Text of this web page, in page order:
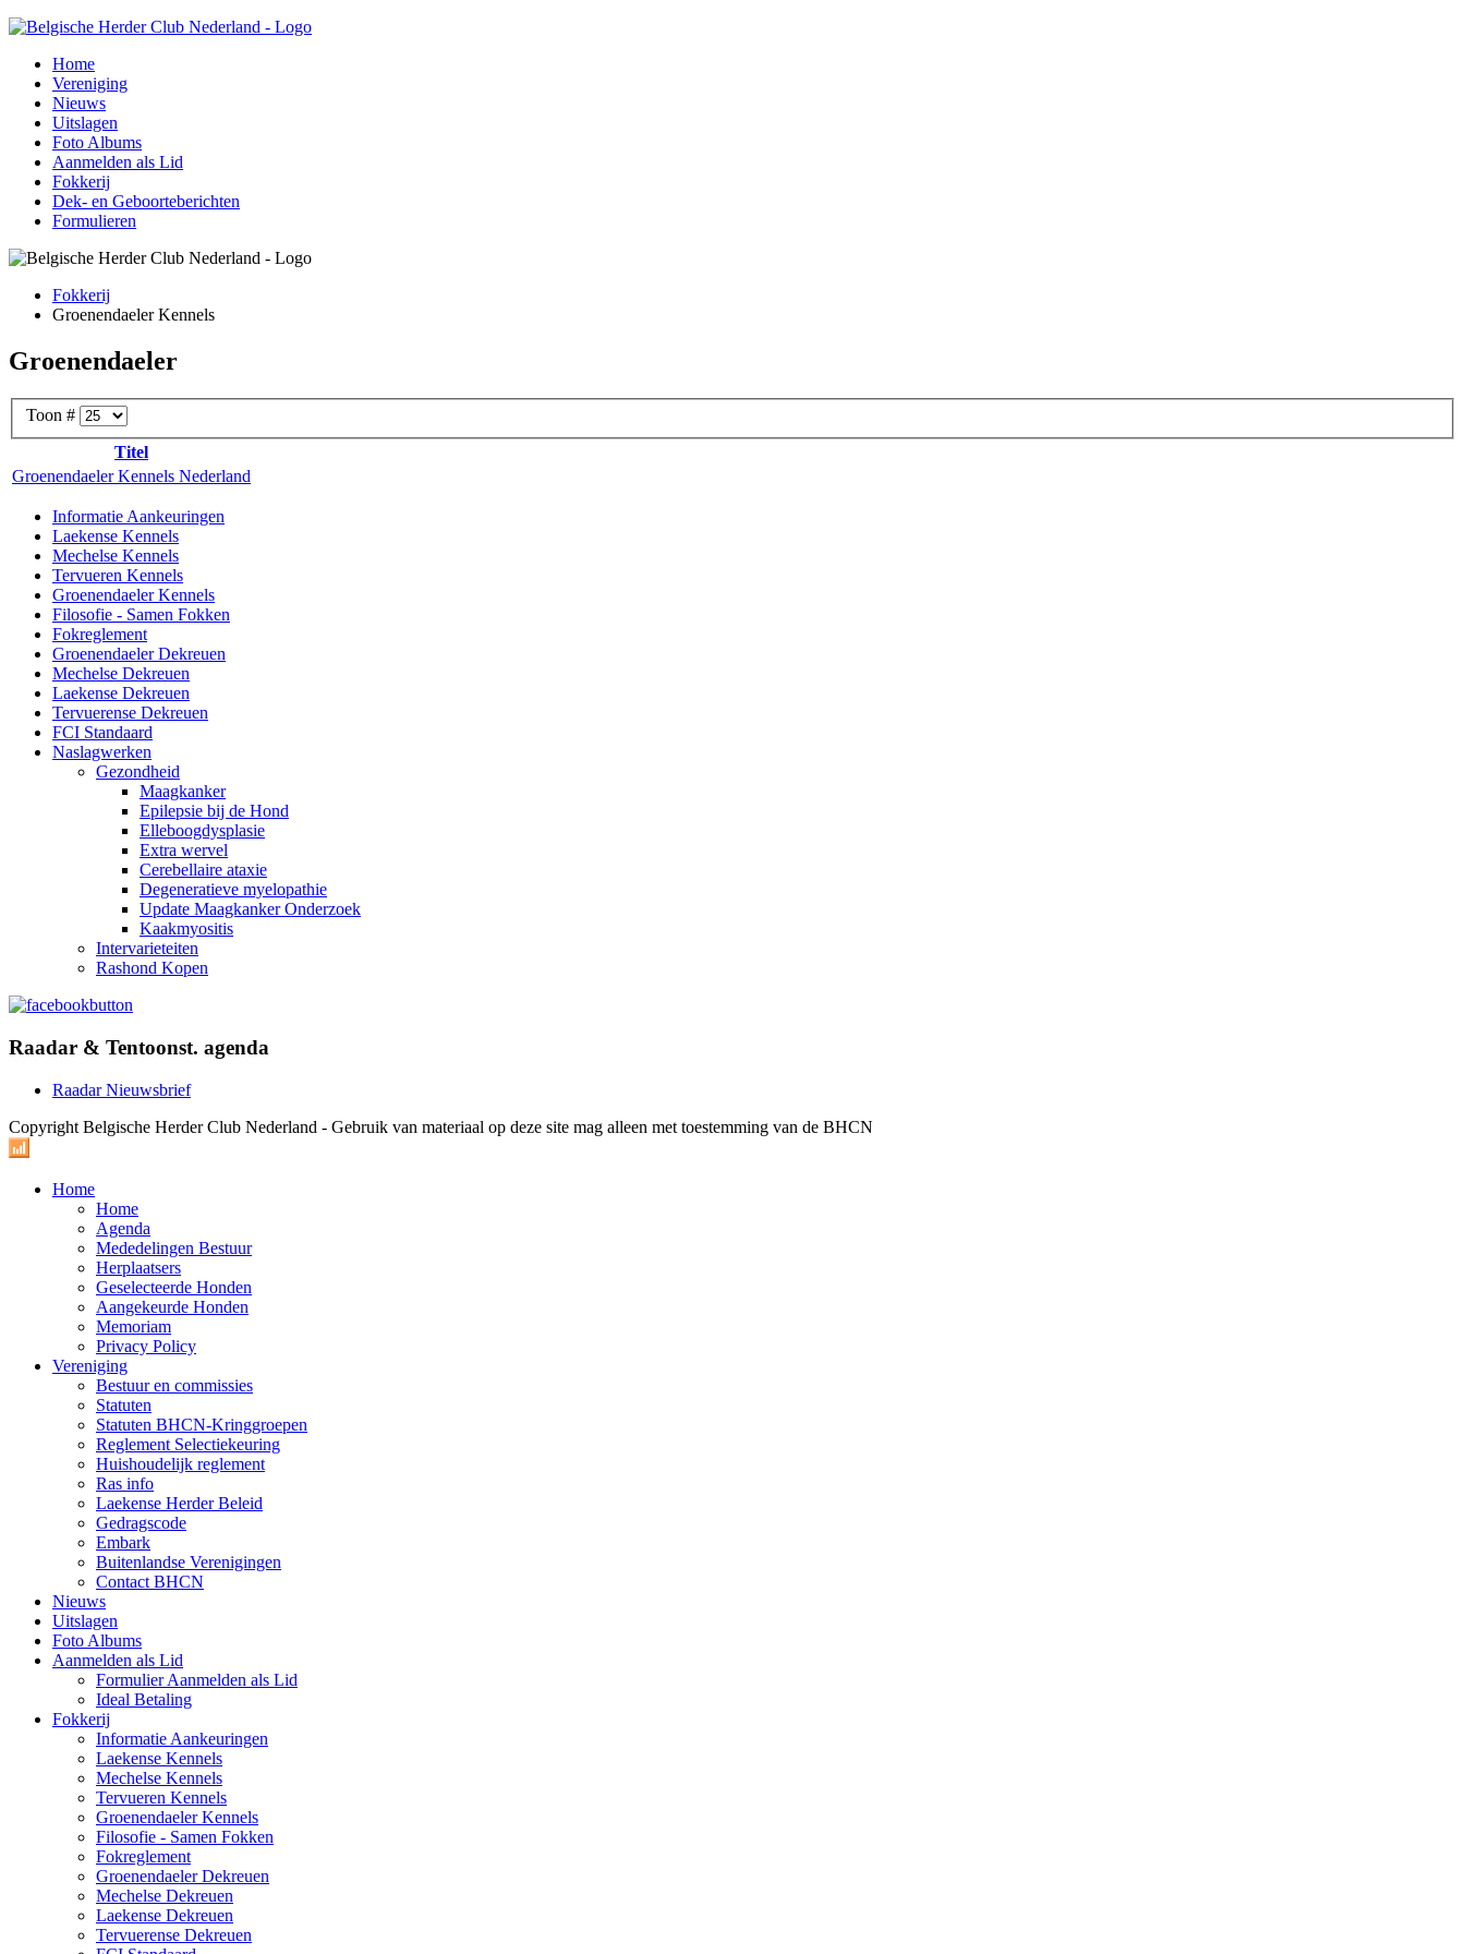
Home
Vereniging
Nieuws
Uitslagen
Foto Albums
Aanmelden als Lid
Fokkerij
Dek- en Geboorteberichten
Formulieren
Fokkerij
Groenendaeler Kennels
Groenendaeler
Toon #
Titel
Groenendaeler Kennels Nederland
Informatie Aankeuringen
Laekense Kennels
Mechelse Kennels
Tervueren Kennels
Groenendaeler Kennels
Filosofie - Samen Fokken
Fokreglement
Groenendaeler Dekreuen
Mechelse Dekreuen
Laekense Dekreuen
Tervuerense Dekreuen
FCI Standaard
Naslagwerken
Gezondheid
Maagkanker
Epilepsie bij de Hond
Elleboogdysplasie
Extra wervel
Cerebellaire ataxie
Degeneratieve myelopathie
Update Maagkanker Onderzoek
Kaakmyositis
Intervarieteiten
Rashond Kopen
Raadar & Tentoonst. agenda
Raadar Nieuwsbrief
Copyright Belgische Herder Club Nederland - Gebruik van materiaal op deze site mag alleen met toestemming van de BHCN
Home
Home
Agenda
Mededelingen Bestuur
Herplaatsers
Geselecteerde Honden
Aangekeurde Honden
Memoriam
Privacy Policy
Vereniging
Bestuur en commissies
Statuten
Statuten BHCN-Kringgroepen
Reglement Selectiekeuring
Huishoudelijk reglement
Ras info
Laekense Herder Beleid
Gedragscode
Embark
Buitenlandse Verenigingen
Contact BHCN
Nieuws
Uitslagen
Foto Albums
Aanmelden als Lid
Formulier Aanmelden als Lid
Ideal Betaling
Fokkerij
Informatie Aankeuringen
Laekense Kennels
Mechelse Kennels
Tervueren Kennels
Groenendaeler Kennels
Filosofie - Samen Fokken
Fokreglement
Groenendaeler Dekreuen
Mechelse Dekreuen
Laekense Dekreuen
Tervuerense Dekreuen